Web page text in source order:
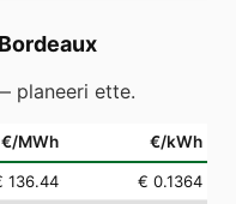
Bordeaux
planeeri ette.
€/MWh €/kWh
136.44
€ 0.1364